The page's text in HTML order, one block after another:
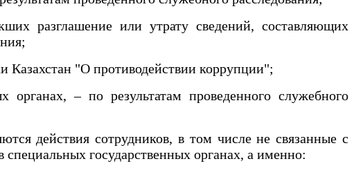
разглашение или утрату сведений, составляющих
Казахстан "О противодействии коррупции";
– по результатам проведенного служебного
действия сотрудников, в том числе не связанные с
государственных органах, а именно: